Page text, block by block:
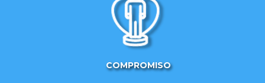
COMPROMISO